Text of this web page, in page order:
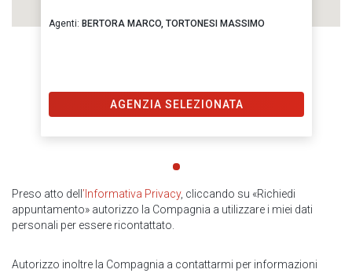
Agenti: BERTORA MARCO, TORTONESI MASSIMO
AGENZIA SELEZIONATA
Preso atto dell ’Informativa Privacy, cliccando su «Richiedi
appuntamento» autorizzo la Compagnia a utilizzare i miei dati
personali per essere ricontattato.
Autorizzo inoltre la Compagnia a contattarmi per informazioni